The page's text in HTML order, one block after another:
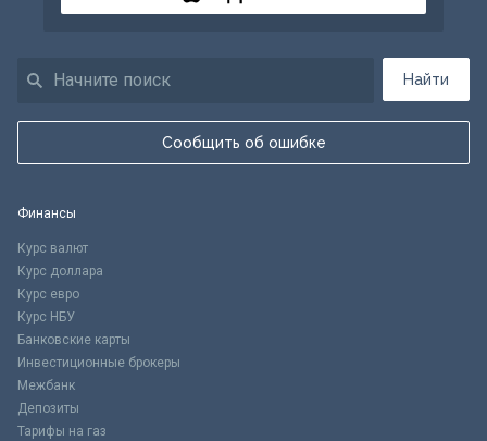
Найти
Сообщить об ошибке
Финансы
Курс валют
Курс доллара
Курс евро
Курс НБУ
Банковские карты
Инвестиционные брокеры
Межбанк
Депозиты
Тарифы на газ